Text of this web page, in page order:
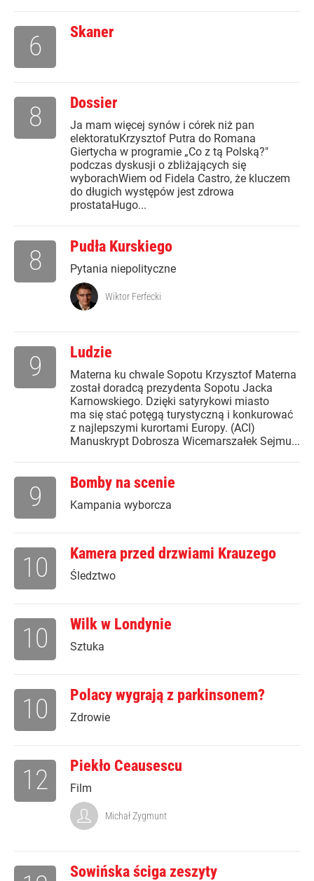
Skaner
6
Dossier
Ja mam więcej synów i córek niż pan
elektoratuKrzysztof Putra do Romana
Giertycha w programie „Co z tą Polską?"
podczas dyskusji o zbliżających się
wyborachWiem od Fidela Castro, że kluczem
do długich występów jest zdrowa
prostataHugo...
8
Pudła Kurskiego
Pytania niepolityczne
8
Wiktor Ferfecki
Ludzie
Materna ku chwale Sopotu Krzysztof Materna
został doradcą prezydenta Sopotu Jacka
Karnowskiego. Dzięki satyrykowi miasto
ma się stać potęgą turystyczną i konkurować
z najlepszymi kurortami Europy. (ACI)
Manuskrypt Dobrosza Wicemarszałek Sejmu...
9
Bomby na scenie
Kampania wyborcza
9
Kamera przed drzwiami Krauzego
Śledztwo
10
Wilk w Londynie
Sztuka
10
Polacy wygrają z parkinsonem?
Zdrowie
10
Piekło Ceausescu
Film
12
Michał Zygmunt
Sowińska ściga zeszyty